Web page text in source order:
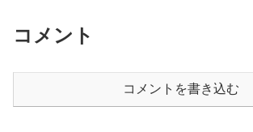
コメント
コメントを書き込む